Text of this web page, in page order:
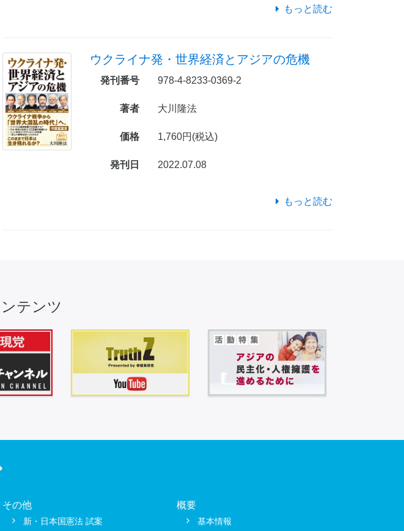
もっと読む
ウクライナ発・世界経済とアジアの危機
発刊番号 978-4-8233-0369-2
著者 大川隆法
価格 1,760円(税込)
発刊日 2022.07.08
もっと読む
テンツ
その他
新・日本国憲法 試案
概要
基本情報